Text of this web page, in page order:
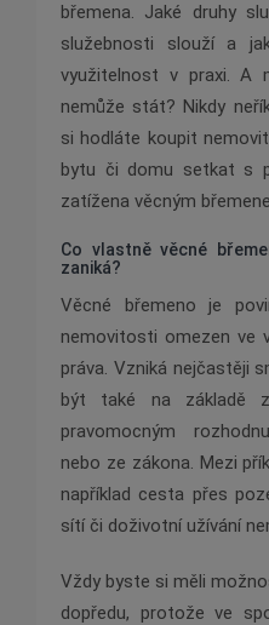
břemena. Jaké druhy
služebnosti slouží a
využitelnost v praxi.
nemůže stát? Nikdy
si hodláte koupit
bytu či domu setkat s
zatížena věcným
Co vlastně věcné
zaniká?
Věcné břemeno je
nemovitosti omezen ve
práva. Vzniká nejčastěji
být také na základě
pravomocným
nebo ze zákona. Mezi
například cesta přes
sítí či doživotní užívání
Vždy byste si měli
dopředu, protože ve